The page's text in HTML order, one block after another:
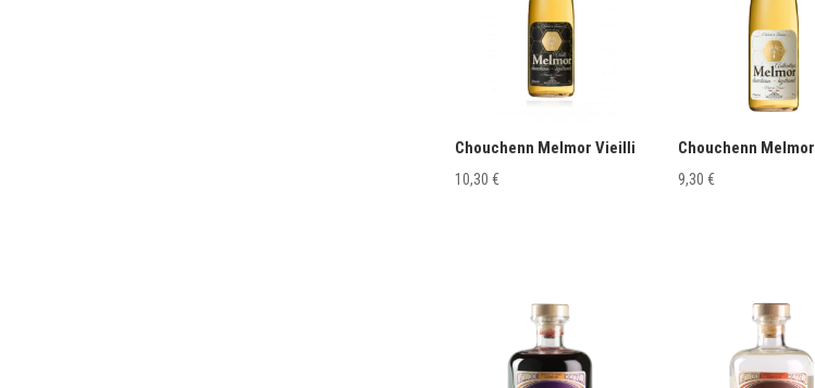
Chouchenn Melmor Vieilli
10,30 €
Chouchenn Melmor
9,30 €